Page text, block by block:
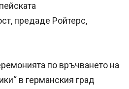
предаде Ройтерс,
по връчването на
в германския град